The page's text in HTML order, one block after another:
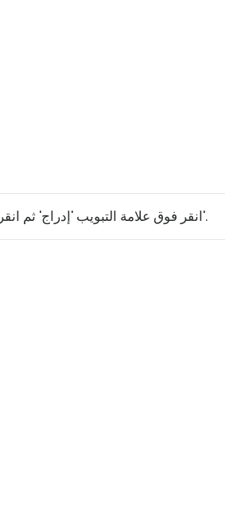
2. انقر فوق علامة التبويب 'إدراج' ثم انقر فوق 'نص تلقائي'.